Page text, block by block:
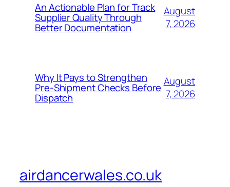
An Actionable Plan for Track
Supplier Quality Through
Better Documentation
August
7, 2026
Why It Pays to Strengthen
Pre-Shipment Checks Before
Dispatch
August
7, 2026
airdancerwales.co.uk